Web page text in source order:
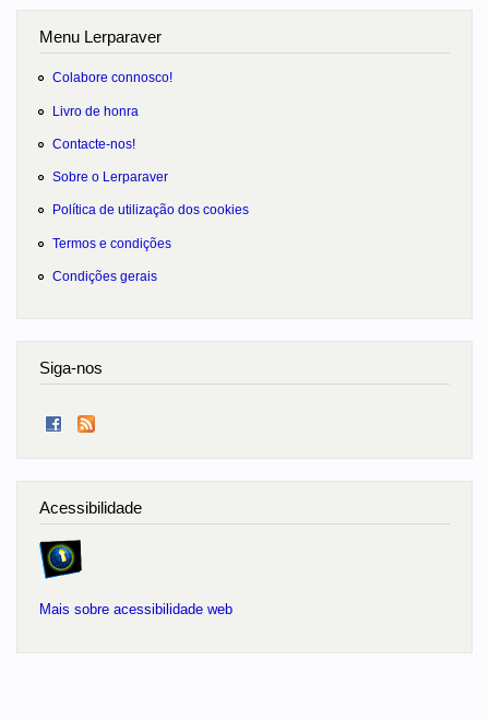
Menu Lerparaver
Colabore connosco!
Livro de honra
Contacte-nos!
Sobre o Lerparaver
Política de utilização dos cookies
Termos e condições
Condições gerais
Siga-nos
Acessibilidade
Mais sobre acessibilidade web